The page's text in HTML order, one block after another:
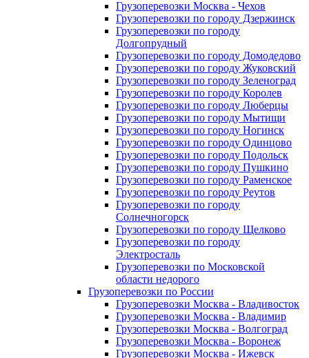
Грузоперевозки Москва - Чехов
Грузоперевозки по городу Дзержинск
Грузоперевозки по городу
Долгопрудный
Грузоперевозки по городу Домодедово
Грузоперевозки по городу Жуковский
Грузоперевозки по городу Зеленоград
Грузоперевозки по городу Королев
Грузоперевозки по городу Люберцы
Грузоперевозки по городу Мытищи
Грузоперевозки по городу Ногинск
Грузоперевозки по городу Одинцово
Грузоперевозки по городу Подольск
Грузоперевозки по городу Пушкино
Грузоперевозки по городу Раменское
Грузоперевозки по городу Реутов
Грузоперевозки по городу
Солнечногорск
Грузоперевозки по городу Щелково
Грузоперевозки по городу
Электросталь
Грузоперевозки по Московской
области недорого
Грузоперевозки по России
Грузоперевозки Москва - Владивосток
Грузоперевозки Москва - Владимир
Грузоперевозки Москва - Волгоград
Грузоперевозки Москва - Воронеж
Грузоперевозки Москва - Ижевск